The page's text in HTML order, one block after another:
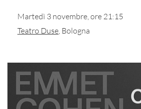
Martedì 3 novembre, ore 21:15
Teatro Duse, Bologna